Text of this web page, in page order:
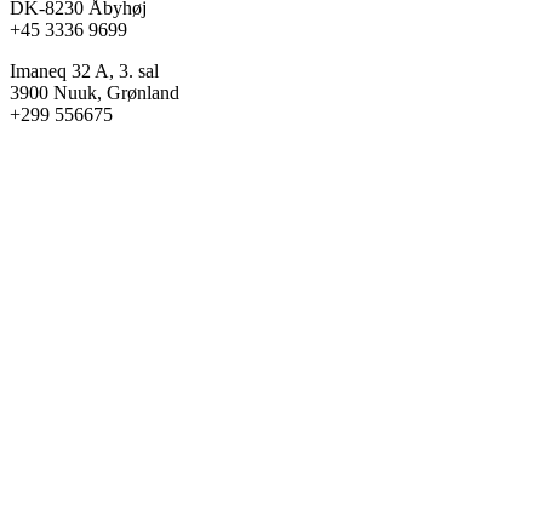
DK-8230 Åbyhøj
+45 3336 9699
Imaneq 32 A, 3. sal
3900 Nuuk, Grønland
+299 556675